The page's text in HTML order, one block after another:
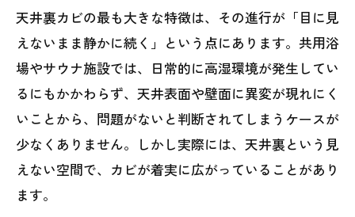
天井裏カビの最も大きな特徴は、その進行が「目に見
えないまま静かに続く」という点にあります。共用浴
場やサウナ施設では、日常的に高湿環境が発生してい
るにもかかわらず、天井表面や壁面に異変が現れにく
いことから、問題がないと判断されてしまうケースが
少なくありません。しかし実際には、天井裏という見
えない空間で、カビが着実に広がっていることがあり
ます。